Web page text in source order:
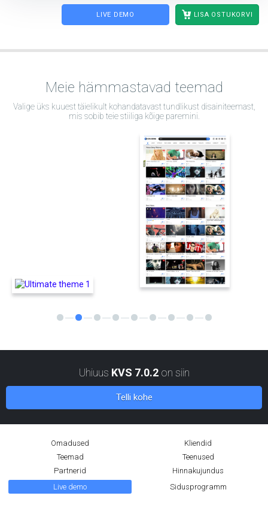
LIVE DEMO LISA OSTUKORVI
Meie hämmastavad teemad
Valige üks kuuest täielikult kohandatavast tundlikust disainiteemast,
mis sobib teie stiiliga kõige paremini.
Uhiuus KVS 7.0.2on siin
Telli kohe
Omadused
Kliendid
Teemad
Teenused
Partnerid
Hinnakujundus
Live demo
Sidusprogramm